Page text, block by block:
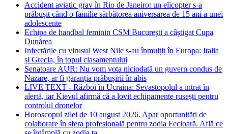
Accident aviatic grav în Rio de Janeiro: un elicopter s-a
prăbușit când o familie sărbătorea aniversarea de 15 ani a unei
adolescente
Echipa de handbal feminin CSM Bucureşti a câştigat Cupa
Dunărea
Infectările cu virusul West Nile s-au înmulțit în Europa: Italia
și Grecia, în topul clasamentului
Senatoare AUR: Nu vom vota niciodată un guvern condus de
Nazare, ar fi garanția prăbușirii în abis
LIVE TEXT - Război în Ucraina: Sevastopolul a intrat în
alertă, iar Kievul afirmă că a lovit echipamente rusești pentru
controlul dronelor
Horoscopul zilei de 10 august 2026. Apar oportunități de
colaborare în sfera profesională pentru zodia Fecioară. Află ce